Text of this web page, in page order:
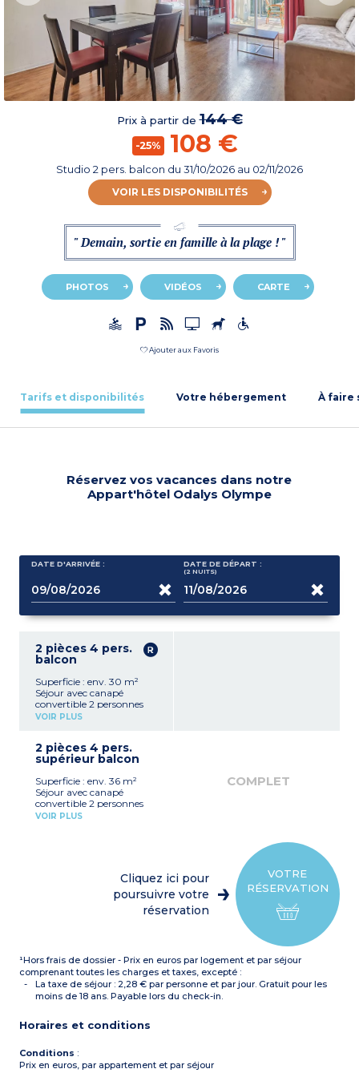
Prix à partir de144 €
-25% 108 €
Studio 2 pers. balcon du 31/10/2026 au 02/11/2026
VOIR LES DISPONIBILITÉS
" Demain, sortie en famille à la plage ! "
PHOTOS VIDÉOS CARTE
Ajouter aux Favoris
Tarifs et disponibilités Votre hébergement À faire
Réservez vos vacances dans notre
Appart'hôtel Odalys Olympe
DATE D'ARRIVÉE : DATE DE DÉPART :
(2 NUITS)
2 pièces 4 pers.
balcon
Superficie : env. 30 m²
Séjour avec canapé
convertible 2 personnes
Kitchenette équipée
ondes, lave-vaisselle,
bouilloire)
jumeaux (modulables en lit
double)
Salle de bains avec WC
Balcon avec mobilier de
VOIR PLUS
2 pièces 4 pers.
supérieur balcon
Superficie : env. 36 m²
Séjour avec canapé
convertible 2 personnes
Kitchenette équipée
jumeaux (modulables en lit
Salle de bains ou de douche
VOIR PLUS
COMPLET
VOTRE
RÉSERVATION
Cliquez ici pour
poursuivre votre
réservation
¹Hors frais de dossier - Prix en euros par logement et par séjour
comprenant toutes les charges et taxes, excepté :
La taxe de séjour : 2,28 € par personne et par jour. Gratuit pour les
moins de 18 ans. Payable lors du check-in.
Horaires et conditions
Conditions :
Prix en euros, par appartement et par séjour